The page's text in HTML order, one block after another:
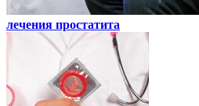
лечения простатита